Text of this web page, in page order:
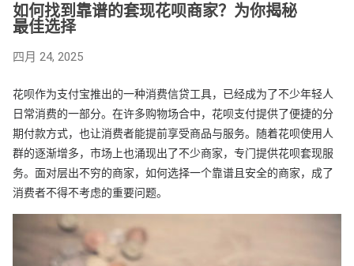
如何找到靠谱的套现花呗商家？为你揭秘
最佳选择
四月 24, 2025
花呗作为支付宝推出的一种消费信贷工具，已经成为了不少年轻人
日常消费的一部分。在许多购物场合中，花呗支付提供了便捷的分
期付款方式，也让消费者能提前享受商品与服务。随着花呗使用人
群的逐渐增多，市场上也涌现出了不少商家，专门提供花呗套现服
务。面对层出不穷的商家，如何选择一个靠谱且安全的商家，成了
消费者不得不考虑的重要问题。